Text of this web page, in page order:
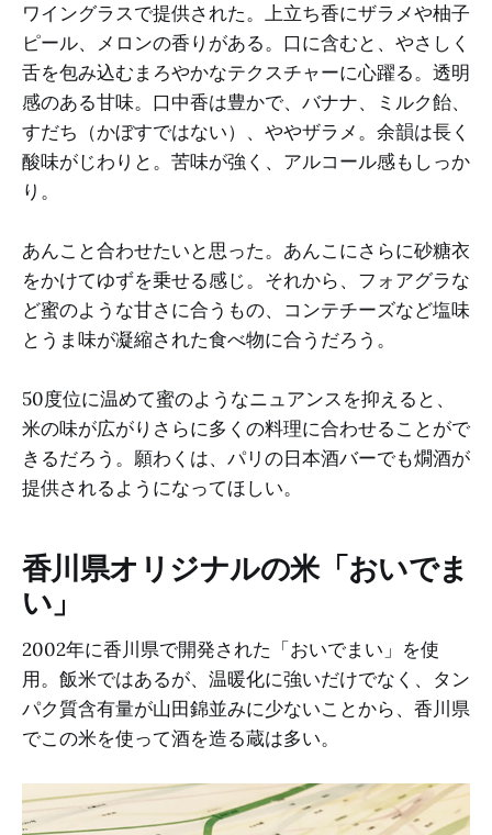
ワイングラスで提供された。上立ち香にザラメや柚子
ピール、メロンの香りがある。口に含むと、やさしく
舌を包み込むまろやかなテクスチャーに心躍る。透明
感のある甘味。口中香は豊かで、バナナ、ミルク飴、
すだち（かぼすではない）、ややザラメ。余韻は長く
酸味がじわりと。苦味が強く、アルコール感もしっか
り。
あんこと合わせたいと思った。あんこにさらに砂糖衣
をかけてゆずを乗せる感じ。それから、フォアグラな
ど蜜のような甘さに合うもの、コンテチーズなど塩味
とうま味が凝縮された食べ物に合うだろう。
50度位に温めて蜜のようなニュアンスを抑えると、
米の味が広がりさらに多くの料理に合わせることがで
きるだろう。願わくは、パリの日本酒バーでも燗酒が
提供されるようになってほしい。
香川県オリジナルの米「おいでま
い」
2002年に香川県で開発された「おいでまい」を使
用。飯米ではあるが、温暖化に強いだけでなく、タン
パク質含有量が山田錦並みに少ないことから、香川県
でこの米を使って酒を造る蔵は多い。